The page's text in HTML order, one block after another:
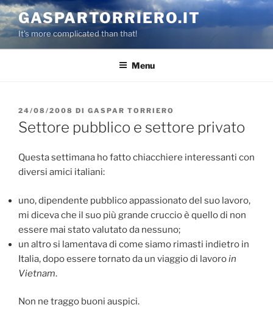
Salta
al
contenuto
GASPARTORRIERO.IT
It's more complicated than that!
Menu
PUBBLICATO
IL
24/08/2008 DI GASPAR TORRIERO
Settore pubblico e settore privato
Questa settimana ho fatto chiacchiere interessanti con
diversi amici italiani:
uno, dipendente pubblico appassionato del suo lavoro,
mi diceva che il suo più grande cruccio è quello di non
essere mai stato valutato da nessuno;
un altro si lamentava di come siamo rimasti indietro in
Italia, dopo essere tornato da un viaggio di lavoroin
Vietnam.
Non ne traggo buoni auspici.